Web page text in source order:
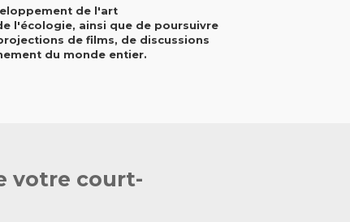
de l'art
l'écologie, ainsi que de poursuivre
de films, de discussions
du monde entier.
votre court-